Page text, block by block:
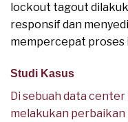
lockout tagout
responsif dan
mempercepat proses
Studi Kasus
Di sebuah data
melakukan perbaikan